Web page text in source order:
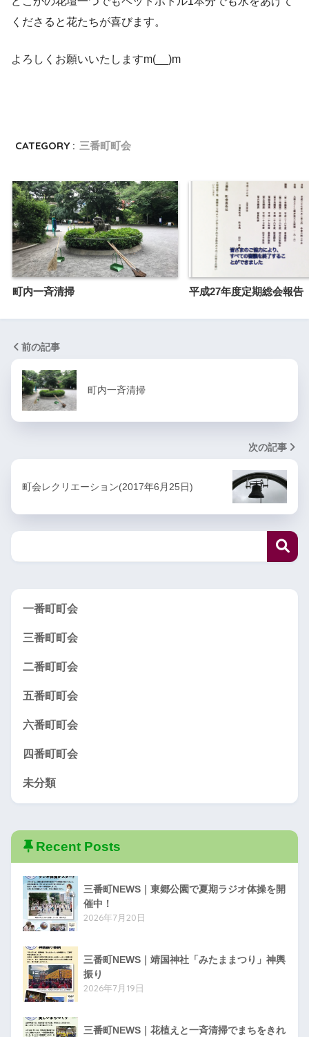
くださると花たちが喜びます。
よろしくお願いいたしますm(__)m
CATEGORY : 三番町町会
町内一斉清掃 平成27年度定期総会報告
前の記事
町内一斉清掃
次の記事
町会レクリエーション(2017年6月25日)
一番町町会
三番町町会
二番町町会
五番町町会
六番町町会
四番町町会
未分類
Recent Posts
三番町NEWS｜東郷公園で夏期ラジオ体操を開
催中！
2026年7月20日
三番町NEWS｜靖国神社「みたままつり」神輿
振り
2026年7月19日
三番町NEWS｜花植えと一斉清掃でまちをきれ